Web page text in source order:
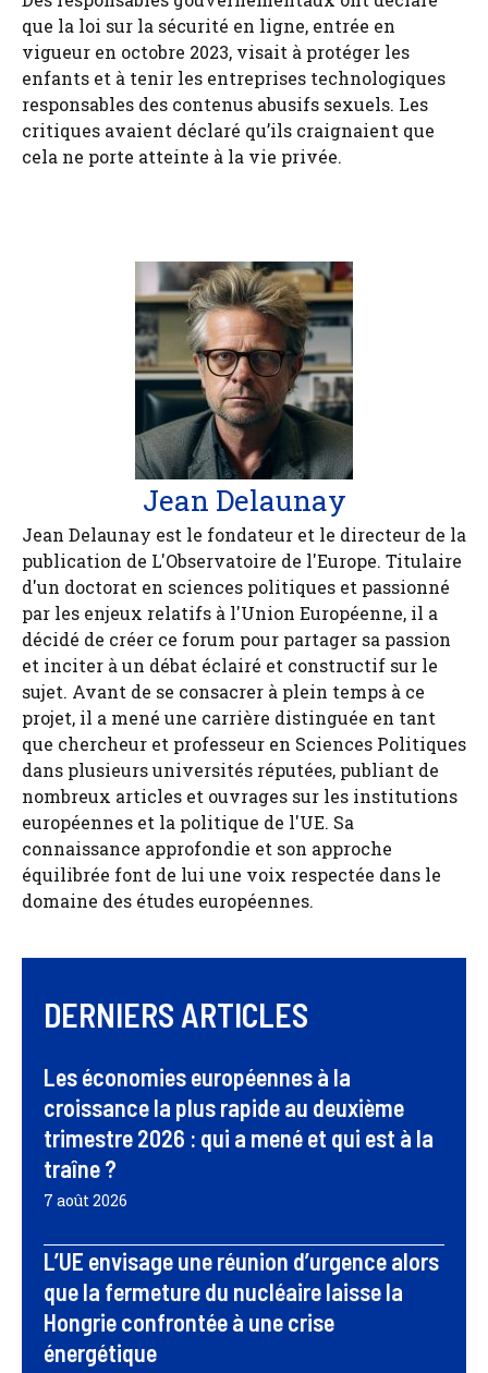
que la loi sur la sécurité en ligne, entrée en
vigueur en octobre 2023, visait à protéger les
enfants et à tenir les entreprises technologiques
responsables des contenus abusifs sexuels. Les
critiques avaient déclaré qu’ils craignaient que
cela ne porte atteinte à la vie privée.
Jean Delaunay
Jean Delaunay est le fondateur et le directeur de la
publication de L'Observatoire de l'Europe. Titulaire
d'un doctorat en sciences politiques et passionné
par les enjeux relatifs à l'Union Européenne, il a
décidé de créer ce forum pour partager sa passion
et inciter à un débat éclairé et constructif sur le
sujet. Avant de se consacrer à plein temps à ce
projet, il a mené une carrière distinguée en tant
que chercheur et professeur en Sciences Politiques
dans plusieurs universités réputées, publiant de
nombreux articles et ouvrages sur les institutions
européennes et la politique de l'UE. Sa
connaissance approfondie et son approche
équilibrée font de lui une voix respectée dans le
domaine des études européennes.
DERNIERS ARTICLES
Les économies européennes à la
croissance la plus rapide au deuxième
trimestre 2026 : qui a mené et qui est à la
traîne ?
7 août 2026
L’UE envisage une réunion d’urgence alors
que la fermeture du nucléaire laisse la
Hongrie confrontée à une crise
énergétique